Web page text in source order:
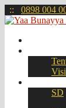
:: 0898 004
SD